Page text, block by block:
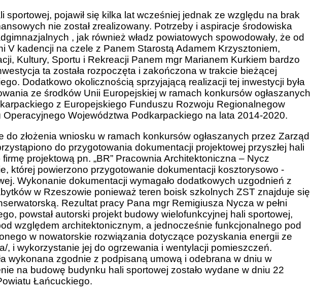
sportowej, pojawił się kilka lat wcześniej jednak ze względu na brak
nie został zrealizowany. Potrzeby i aspiracje środowiska
, jak również władz powiatowych spowodowały, że od
V kadencji na czele z Panem Starostą Adamem Krzysztoniem,
Kultury, Sportu i Rekreacji Panem mgr Marianem Kurkiem bardzo
ta została rozpoczęta i zakończona w trakcie bieżącej
Dodatkowo okolicznością sprzyjającą realizacji tej inwestycji była
ze środków Unii Europejskiej w ramach konkursów ogłaszanych
z Europejskiego Funduszu Rozwoju Regionalnegow
Województwa Podkarpackiego na lata 2014-2020.
złożenia wniosku w ramach konkursów ogłaszanych przez Zarząd
do przygotowania dokumentacji projektowej przyszłej hali
projektową pn. „BR” Pracownia Architektoniczna – Nycz
której powierzono przygotowanie dokumentacji kosztorysowo -
Wykonanie dokumentacji wymagało dodatkowych uzgodnień z
w Rzeszowie ponieważ teren boisk szkolnych ZST znajduje się
Rezultat pracy Pana mgr Remigiusza Nycza w pełni
powstał autorski projekt budowy wielofunkcyjnej hali sportowej,
względem architektonicznym, a jednocześnie funkcjonalnego pod
w nowatorskie rozwiązania dotyczące pozyskania energii ze
, i wykorzystanie jej do ogrzewania i wentylacji pomieszczeń.
wykonana zgodnie z podpisaną umową i odebrana w dniu w
na budowę budynku hali sportowej zostało wydane w dniu 22
Łańcuckiego.